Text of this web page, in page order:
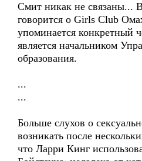
Смит никак не связаны...
говорится о Girls Club
упоминается конкретный
является начальником
образования.
...
...
Больше слухов о
возникать после
что Ларри Кинг